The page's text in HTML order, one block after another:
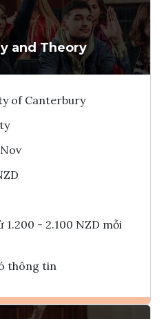
Tham vấn Interlink
and Theory
of Canterbury
1.200 - 2.100 NZD mỗi
thông tin